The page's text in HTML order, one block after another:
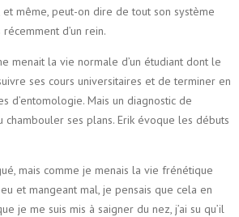
même, peut-on dire de tout son système
d’un rein.
menait la vie normale d’un étudiant dont le
ses cours universitaires et de terminer en
d’entomologie. Mais un diagnostic de
chambouler ses plans. Erik évoque les débuts
mais comme je menais la vie frénétique
et mangeant mal, je pensais que cela en
je me suis mis à saigner du nez, j’ai su qu’il